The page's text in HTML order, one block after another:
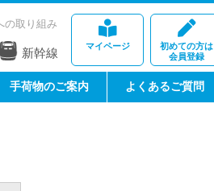
マイページ
初めての方は
会員登録
の取り組み
新幹線
手荷物のご案内 よくあるご質問